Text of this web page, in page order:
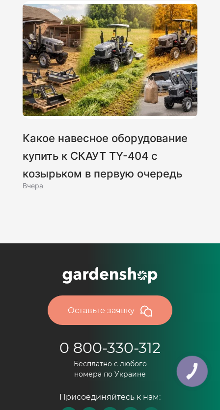
Какое навесное оборудование
купить к СКАУТ TY-404 с
козырьком в первую очередь
Вчера
Оставьте заявку
0 800-330-312
Бесплатно с любого
номера по Украине
Присоединяйтесь к нам:
КНОПКА
ЗВ'ЯЗКУ